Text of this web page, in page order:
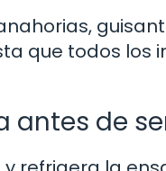
que todos los
antes de